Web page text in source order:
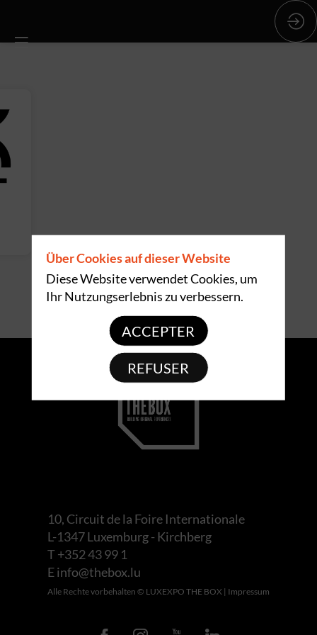
10, Circuit de la Foire Internationale
L-1347 Luxemburg - Kirchberg
T +352 43 99 1
Einfo@thebox.lu
Alle Rechte vorbehalten © LUXEXPO THE BOX | Impressum
Über Cookies auf dieser Website
Diese Website verwendet Cookies, um
Ihr Nutzungserlebnis zu verbessern.
ACCEPTER
REFUSER